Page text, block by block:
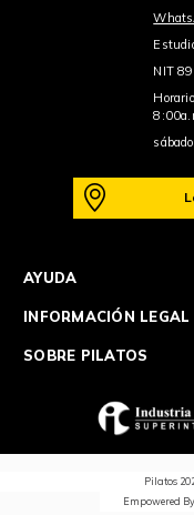
NIT
AYUDA
INFORMACIÓN LEGAL
SOBRE PILATOS
Pilatos
Empowered By